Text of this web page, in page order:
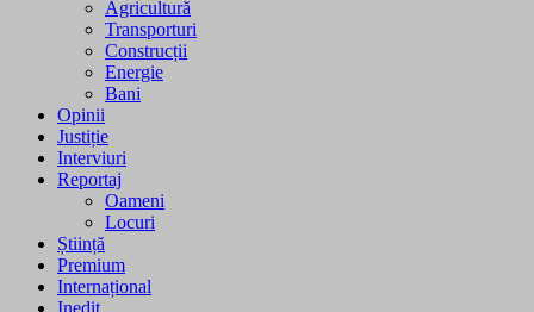
Agricultură
Transporturi
Construcții
Energie
Bani
Opinii
Justiție
Interviuri
Reportaj
Oameni
Locuri
Știință
Premium
Internațional
Inedit